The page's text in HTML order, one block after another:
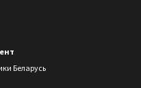
Беларусь